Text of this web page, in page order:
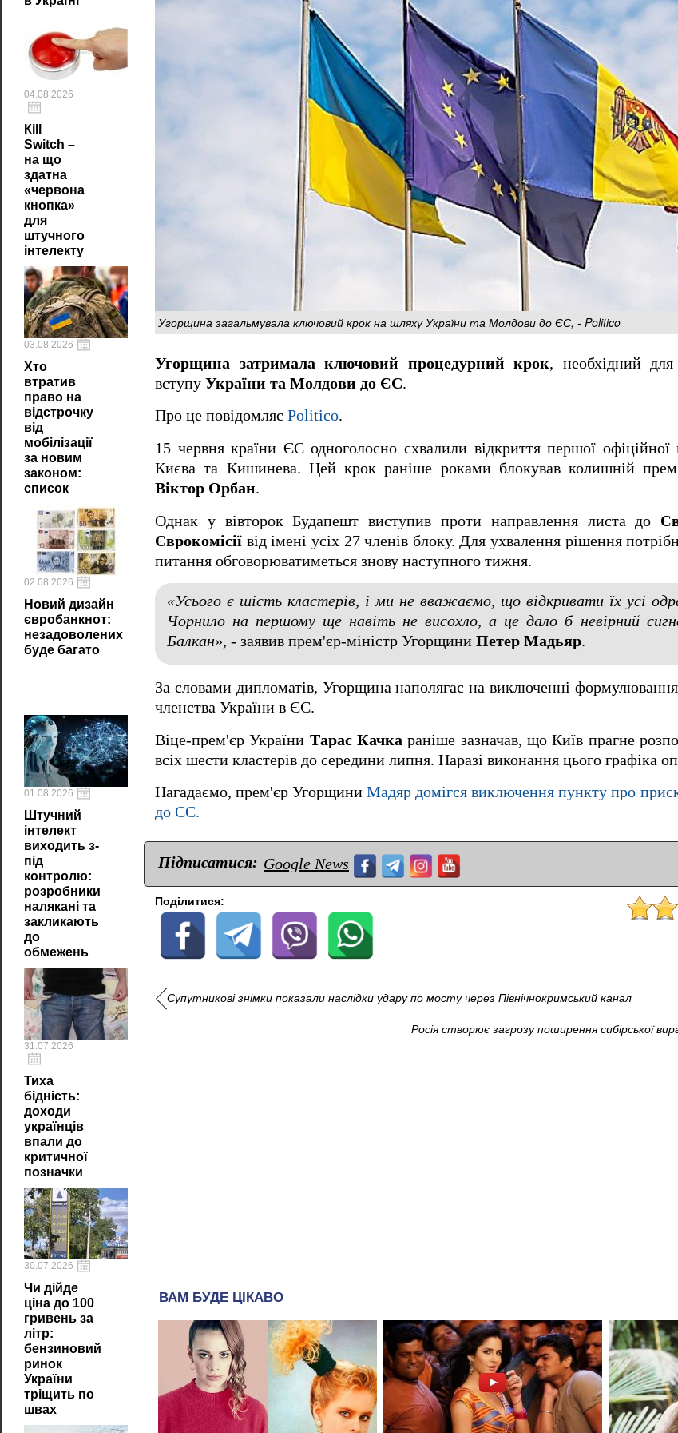
04.08.2026
Кill
Switch –
на що
здатна
«червона
кнопка»
для
штучного
інтелекту
03.08.2026
Хто
втратив
право на
відстрочку
від
мобілізації
за новим
законом:
список
02.08.2026
Новий дизайн
євробанкнот:
незадоволених
буде багато
01.08.2026
Штучний
інтелект
виходить з-
під
контролю:
розробники
налякані та
закликають
до
обмежень
31.07.2026
Тиха
бідність:
доходи
українців
впали до
критичної
позначки
30.07.2026
Чи дійде
ціна до 100
гривень за
літр:
бензиновий
ринок
України
тріщить по
швах
Угорщина загальмувала ключовий крок на шляху України та Молдови до ЄС, - Politico
Угорщина затримала ключовий процедурний крок, необхідний для
вступу України та Молдови до ЄС.
Про це повідомляє Politico.
15 червня країни ЄС одноголосно схвалили відкриття першої офіційної
Києва та Кишинева. Цей крок раніше роками блокував колишній
Віктор Орбан.
Однак у вівторок Будапешт виступив проти направлення листа до
Єврокомісії від імені усіх 27 членів блоку. Для ухвалення рішення
питання обговорюватиметься знову наступного тижня.
«Усього є шість кластерів, і ми не вважаємо, що відкривати їх усі
Чорнило на першому ще навіть не висохло, а це дало б невірний
Балкан», - заявив прем'єр-міністр Угорщини Петер Мадьяр.
За словами дипломатів, Угорщина наполягає на виключенні формулювання
членства України в ЄС.
Віце-прем'єр України Тарас Качка раніше зазначав, що Київ прагне
всіх шести кластерів до середини липня. Наразі виконання цього графіка
Нагадаємо, прем'єр УгорщиниМадяр домігся виключення пункту про
до ЄС.
Підписатися: Google News
Поділитися:
Супутникові знімки показали наслідки удару по мосту через Північнокримський канал
Росія створює загрозу поширення сибірської